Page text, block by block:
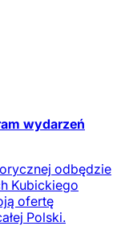
wydarzeń
odbędzie
Kubickiego
ofertę
Polski.